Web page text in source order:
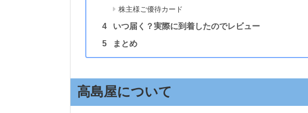
株主様ご優待カード
いつ届く？実際に到着したのでレビュー
まとめ
高島屋について